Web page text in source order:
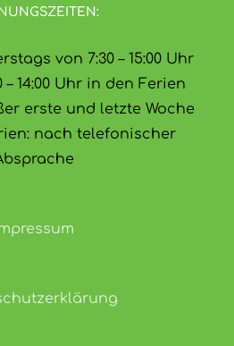
von 7:30 – 15:00 Uhr
14:00 Uhr in den Ferien
erste und letzte Woche
nach telefonischer